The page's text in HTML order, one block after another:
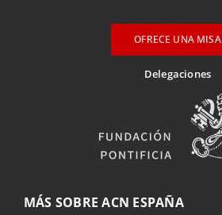
OFRECE UNA MISA
Delegaciones
MÁS SOBRE ACN ESPAÑA